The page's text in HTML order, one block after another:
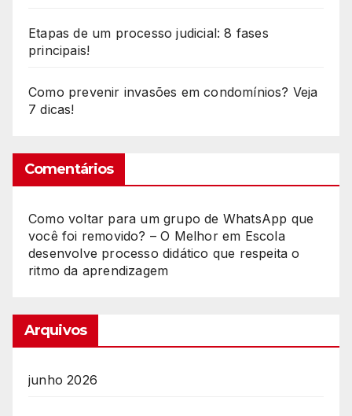
Etapas de um processo judicial: 8 fases
principais!
Como prevenir invasões em condomínios? Veja
7 dicas!
Comentários
Como voltar para um grupo de WhatsApp que
você foi removido? – O Melhorem Escola
desenvolve processo didático que respeita o
ritmo da aprendizagem
Arquivos
junho 2026